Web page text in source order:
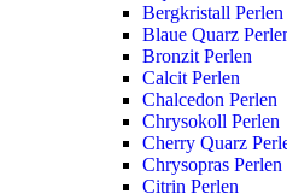
Bergkristall Perlen
Blaue Quarz
Bronzit Perlen
Calcit Perlen
Chalcedon Perlen
Chrysokoll Perlen
Cherry Quarz
Chrysopras Perlen
Citrin Perlen